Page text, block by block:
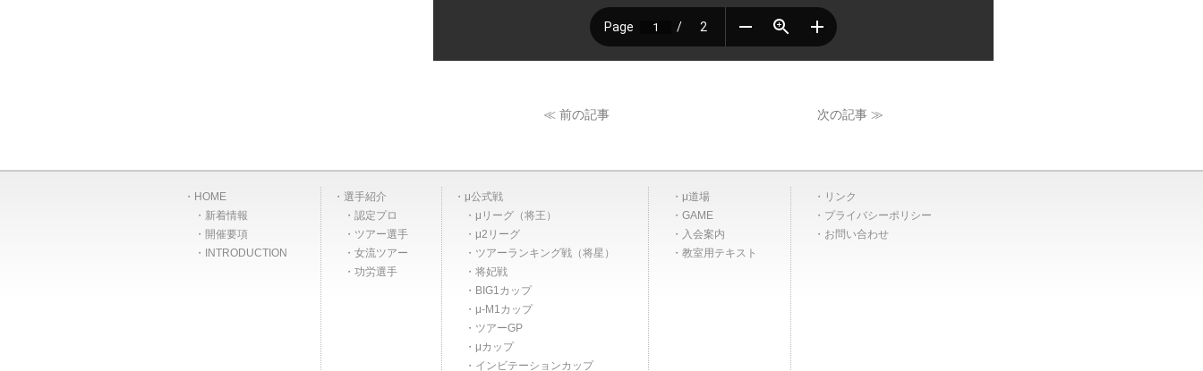
≪ 前の記事 次の記事 ≫
HOME
新着情報
開催要項
INTRODUCTION
選手紹介
認定プロ
ツアー選手
女流ツアー
功労選手
μ公式戦
μリーグ（将王）
μ2リーグ
ツアーランキング戦（将星）
将妃戦
BIG1カップ
μ-M1カップ
ツアーGP
μカップ
インビテーションカップ
μ道場
GAME
入会案内
教室用テキスト
リンク
プライバシーポリシー
お問い合わせ